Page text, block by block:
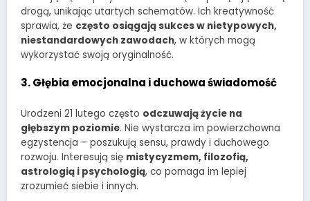
drogą, unikając utartych schematów. Ich kreatywność
sprawia, że często osiągają sukces w nietypowych,
niestandardowych zawodach, w których mogą
wykorzystać swoją oryginalność.
3. Głębia emocjonalna i duchowa świadomość
Urodzeni 21 lutego często odczuwają życie na
głębszym poziomie. Nie wystarcza im powierzchowna
egzystencja – poszukują sensu, prawdy i duchowego
rozwoju. Interesują się mistycyzmem, filozofią,
astrologią i psychologią, co pomaga im lepiej
zrozumieć siebie i innych.